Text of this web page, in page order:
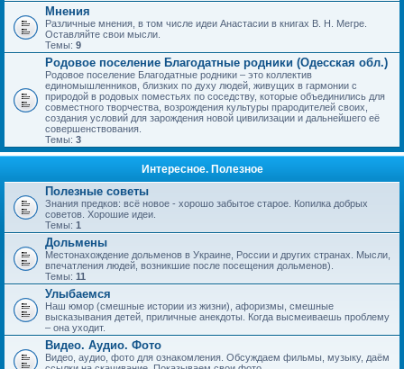
Мнения
Различные мнения, в том числе идеи Анастасии в книгах В. Н. Мегре.
Оставляйте свои мысли.
Темы: 9
Родовое поселение Благодатные родники (Одесская обл.)
Родовое поселение Благодатные родники – это коллектив
единомышленников, близких по духу людей, живущих в гармонии с
природой в родовых поместьях по соседству, которые объединились для
совместного творчества, возрождения культуры прародителей своих,
создания условий для зарождения новой цивилизации и дальнейшего её
совершенствования.
Темы: 3
Интересное. Полезное
Полезные советы
Знания предков: всё новое - хорошо забытое старое. Копилка добрых
советов. Хорошие идеи.
Темы: 1
Дольмены
Местонахождение дольменов в Украине, России и других странах. Мысли,
впечатления людей, возникшие после посещения дольменов).
Темы: 11
Улыбаемся
Наш юмор (смешные истории из жизни), афоризмы, смешные
высказывания детей, приличные анекдоты. Когда высмеиваешь проблему
– она уходит.
Видео. Аудио. Фото
Видео, аудио, фото для ознакомления. Обсуждаем фильмы, музыку, даём